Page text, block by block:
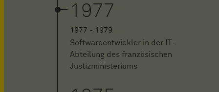
1977
1977 - 1979
Softwareentwickler in der IT-
Abteilung des französischen
Justizministeriums